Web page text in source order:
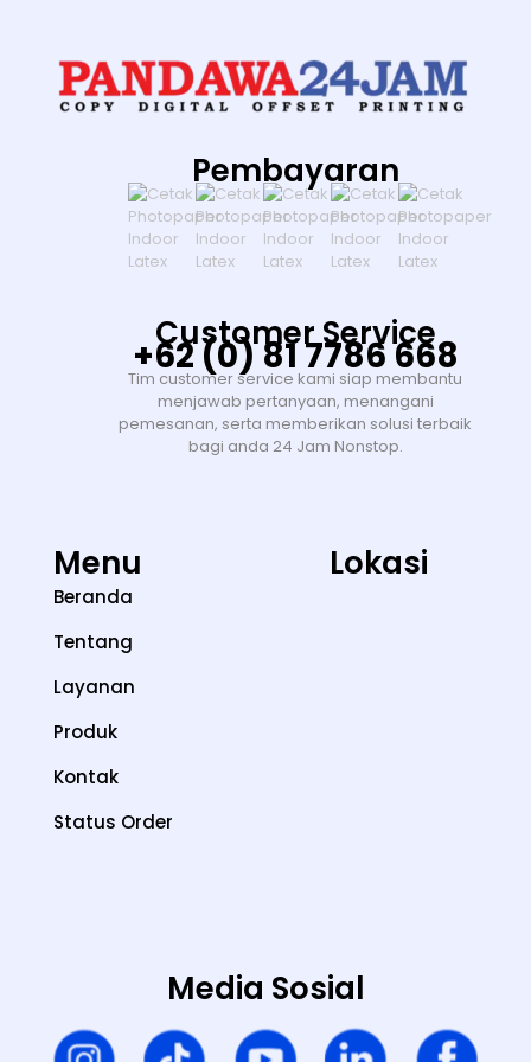
Pembayaran
Customer Service
+62 (0) 81 7786 668
Tim customer service kami siap membantu
menjawab pertanyaan, menangani
pemesanan, serta memberikan solusi terbaik
bagi anda 24 Jam Nonstop.
Menu
Beranda
Tentang
Layanan
Produk
Kontak
Status Order
Lokasi
Media Sosial